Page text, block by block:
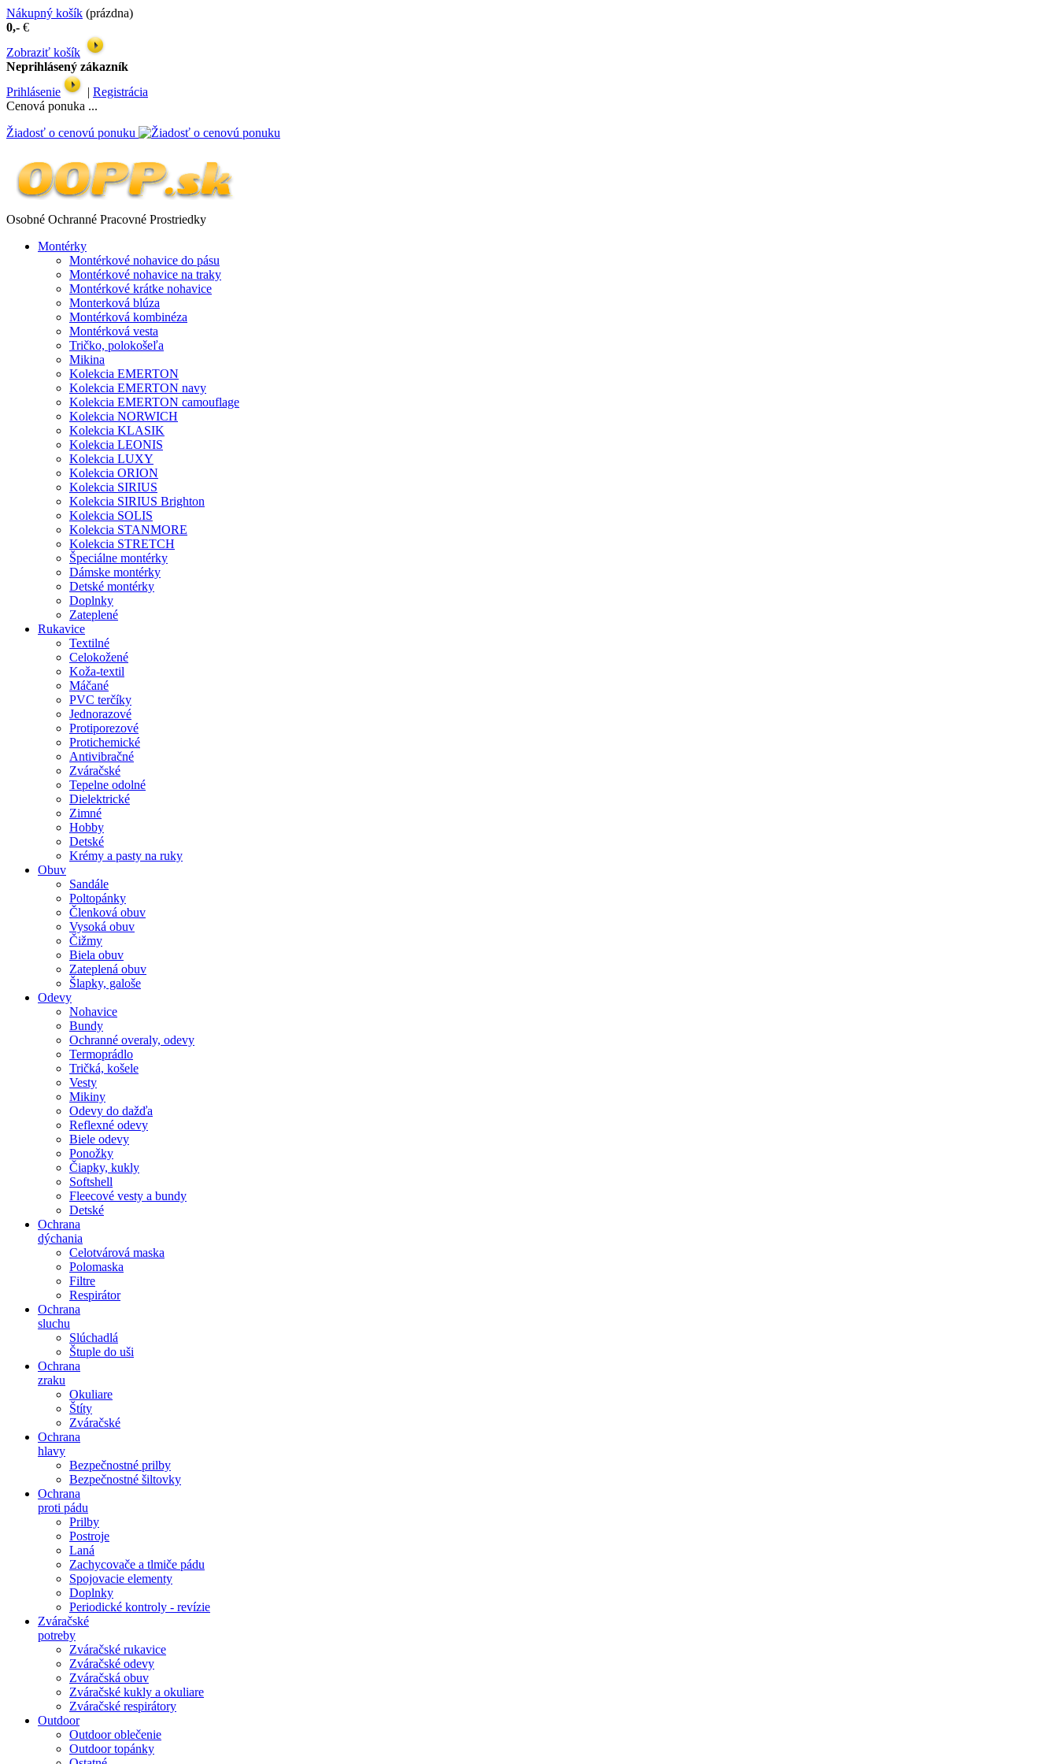
Nákupný košík (prázdna)
0,- €
Zobraziť košík
Neprihlásený zákazník
Prihlásenie
| Registrácia
Cenová ponuka ...
Žiadosť o cenovú ponuku
Osobné Ochranné Pracovné Prostriedky
Montérky
Montérkové nohavice do pásu
Montérkové nohavice na traky
Montérkové krátke nohavice
Monterková blúza
Montérková kombinéza
Montérková vesta
Tričko, polokošeľa
Mikina
Kolekcia EMERTON
Kolekcia EMERTON navy
Kolekcia EMERTON camouflage
Kolekcia NORWICH
Kolekcia KLASIK
Kolekcia LEONIS
Kolekcia LUXY
Kolekcia ORION
Kolekcia SIRIUS
Kolekcia SIRIUS Brighton
Kolekcia SOLIS
Kolekcia STANMORE
Kolekcia STRETCH
Špeciálne montérky
Dámske montérky
Detské montérky
Doplnky
Zateplené
Rukavice
Textilné
Celokožené
Koža-textil
Máčané
PVC terčíky
Jednorazové
Protiporezové
Protichemické
Antivibračné
Zváračské
Tepelne odolné
Dielektrické
Zimné
Hobby
Detské
Krémy a pasty na ruky
Obuv
Sandále
Poltopánky
Členková obuv
Vysoká obuv
Čižmy
Biela obuv
Zateplená obuv
Šlapky, galoše
Odevy
Nohavice
Bundy
Ochranné overaly, odevy
Termoprádlo
Tričká, košele
Vesty
Mikiny
Odevy do dažďa
Reflexné odevy
Biele odevy
Ponožky
Čiapky, kukly
Softshell
Fleecové vesty a bundy
Detské
Ochrana
dýchania
Celotvárová maska
Polomaska
Filtre
Respirátor
Ochrana
sluchu
Slúchadlá
Štuple do uši
Ochrana
zraku
Okuliare
Štíty
Zváračské
Ochrana
hlavy
Bezpečnostné prilby
Bezpečnostné šiltovky
Ochrana
proti pádu
Prilby
Postroje
Laná
Zachycovače a tlmiče pádu
Spojovacie elementy
Doplnky
Periodické kontroly - revízie
Zváračské
potreby
Zváračské rukavice
Zváračské odevy
Zváračská obuv
Zváračské kukly a okuliare
Zváračské respirátory
Outdoor
Outdoor oblečenie
Outdoor topánky